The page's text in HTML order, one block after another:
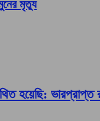
মৃত্যু
হয়েছি: ভারপ্রাপ্ত